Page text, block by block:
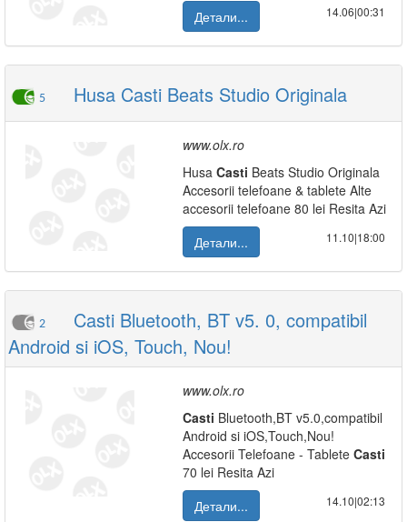
Детали...
14.06|00:31
5 Husa Casti Beats Studio Originala
www.olx.ro
Husa Casti Beats Studio Originala
Accesorii telefoane & tablete Alte
accesorii telefoane 80 lei Resita Azi
Детали...
11.10|18:00
2
Casti Bluetooth, BT v5. 0, compatibil
Android si iOS, Touch, Nou!
www.olx.ro
Casti Bluetooth,BT v5.0,compatibil
Android si iOS,Touch,Nou!
Accesorii Telefoane - Tablete Casti
70 lei Resita Azi
Детали...
14.10|02:13